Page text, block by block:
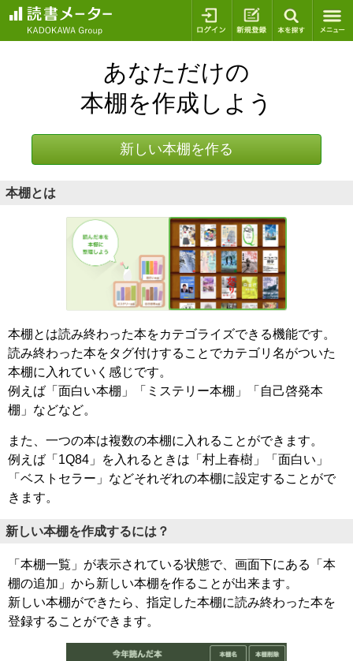
ログイン 新規登録
あなただけの
本棚を作成しよう
新しい本棚を作る
本棚とは
本棚とは読み終わった本をカテゴライズできる機能です。
読み終わった本をタグ付けすることでカテゴリ名がついた
本棚に入れていく感じです。
例えば「面白い本棚」「ミステリー本棚」「自己啓発本
棚」などなど。
また、一つの本は複数の本棚に入れることができます。
例えば「1Q84」を入れるときは「村上春樹」「面白い」
「ベストセラー」などそれぞれの本棚に設定することがで
きます。
新しい本棚を作成するには？
「本棚一覧」が表示されている状態で、画面下にある「本
棚の追加」から新しい本棚を作ることが出来ます。
新しい本棚ができたら、指定した本棚に読み終わった本を
登録することができます。